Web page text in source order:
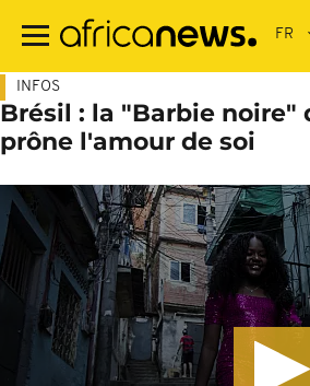
contenu
INFOS
Brésil : la "Barbie noire"
prône l'amour de soi